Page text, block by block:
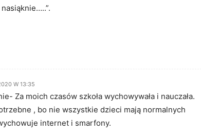
W 13:35
Za moich czasów szkoła wychowywała i nauczała.
, bo nie wszystkie dzieci mają normalnych
internet i smarfony.